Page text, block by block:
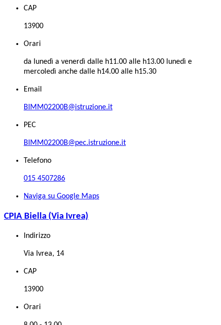
CAP
13900
Orari
da lunedì a venerdì dalle h11.00 alle h13.00 lunedì e
mercoledì anche dalle h14.00 alle h15.30
Email
BIMM02200B@istruzione.it
PEC
BIMM02200B@pec.istruzione.it
Telefono
015 4507286
Naviga su Google Maps
CPIA Biella (Via Ivrea)
Indirizzo
Via Ivrea, 14
CAP
13900
Orari